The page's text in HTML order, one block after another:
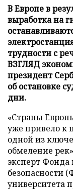
В Европе в
выработка на
трудности с
ВЗГЛЯД
президент
об остановке
дни.
«Страны
уже привело к
одной из
обмеление
эксперт Фонда
безопасности
университета